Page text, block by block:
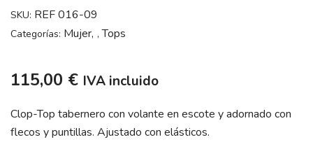
115,00 € IVA incluido
Clop-Top tabernero con volante en escote y adornado con
flecos y puntillas. Ajustado con elásticos.​
SKU: REF 016-09
Categorías: Mujer ,Tops